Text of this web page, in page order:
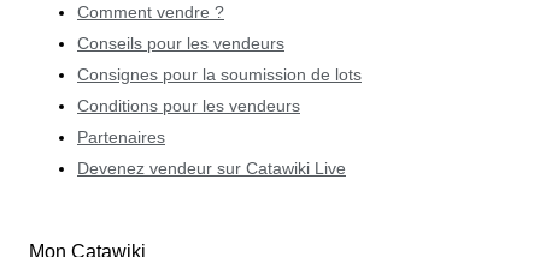
Comment vendre ?
Conseils pour les vendeurs
Consignes pour la soumission de lots
Conditions pour les vendeurs
Partenaires
Devenez vendeur sur Catawiki Live
Mon Catawiki